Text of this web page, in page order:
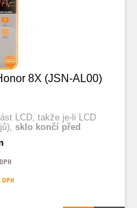
8X (JSN-AL00)
LCD, takže je-li LCD
sklo končí před
DPH